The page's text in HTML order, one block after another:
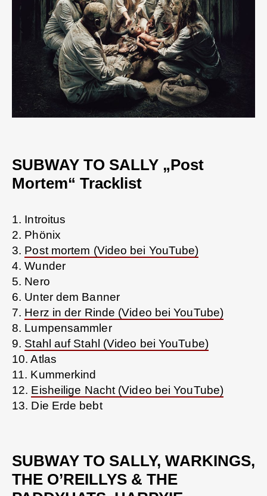
SUBWAY TO SALLY „Post
Mortem“ Tracklist
1. Introitus
2. Phönix
3. Post mortem (Video bei YouTube)
4. Wunder
5. Nero
6. Unter dem Banner
7. Herz in der Rinde (Video bei YouTube)
8. Lumpensammler
9. Stahl auf Stahl (Video bei YouTube)
10. Atlas
11. Kummerkind
12. Eisheilige Nacht (Video bei YouTube)
13. Die Erde bebt
SUBWAY TO SALLY, WARKINGS,
THE O’REILLYS & THE